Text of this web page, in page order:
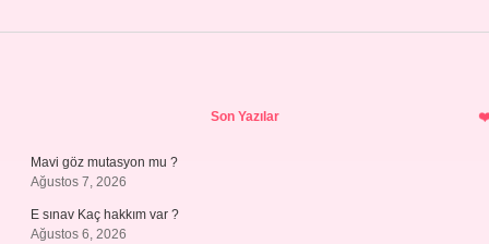
Son Yazılar
Mavi göz mutasyon mu ?
Ağustos 7, 2026
E sınav Kaç hakkım var ?
Ağustos 6, 2026